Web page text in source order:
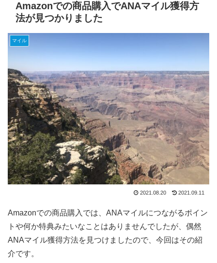
Amazonでの商品購入でANAマイル獲得方
法が見つかりました
マイル
2021.08.20 2021.09.11
Amazonでの商品購入では、ANAマイルにつながるポイン
トや何か特典みたいなことはありませんでしたが、偶然
ANAマイル獲得方法を見つけましたので、今回はその紹
介です。